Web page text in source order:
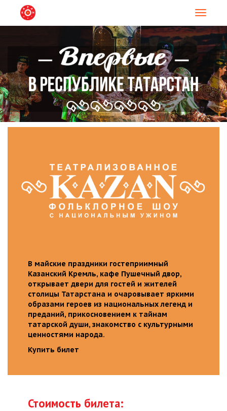
В майские праздники гостеприимный
Казанский Кремль, кафе Пушечный двор,
открывает двери для гостей и жителей
столицы Татарстана и очаровывает яркими
образами героев из национальных легенд и
преданий, прикосновением к тайнам
татарской души, знакомство с культурными
ценностями народа.
Купить билет
Стоимость билета: